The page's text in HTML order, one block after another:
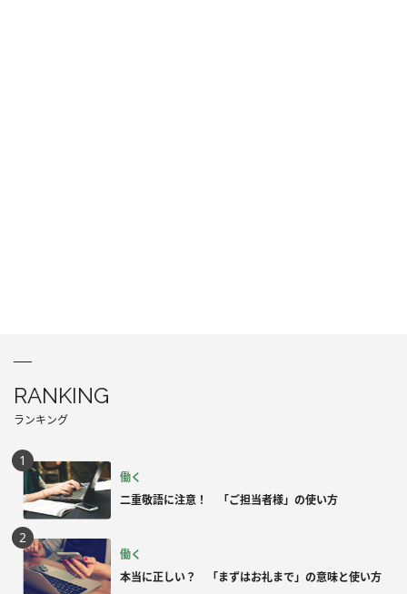
RANKING
ランキング
働く
二重敬語に注意！ 「ご担当者様」の使い方
働く
本当に正しい？ 「まずはお礼まで」の意味と使い方